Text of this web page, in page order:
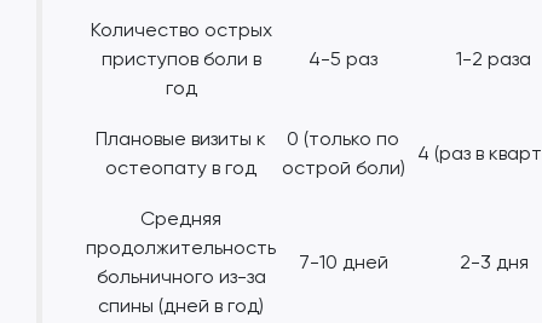
Количество острых
приступов боли в
год
4-5 раз 1-2 раза
Плановые визиты к
остеопату в год
0 (только по
острой боли)
4 (раз в
Средняя
продолжительность
больничного из-за
спины (дней в год)
7-10 дней 2-3 дня